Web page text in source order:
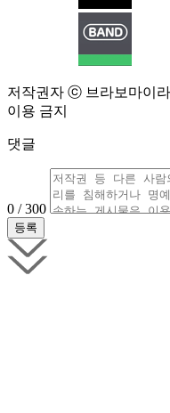
저작권자 ⓒ 브라보마이
이용 금지
댓글
0 / 300